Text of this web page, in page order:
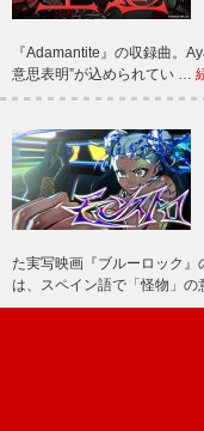
『Adamantite』の収録曲。
意思表明”が込められてい …
た実写映画『ブルーロック』
は、スペイン語で「怪物」